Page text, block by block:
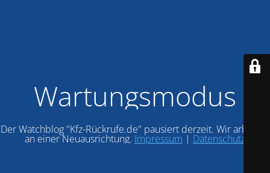
Wartungsmodus
Der Watchblog "Kfz-Rückrufe.de" pausiert derzeit. Wir arbeiten
an einer Neuausrichtung. Impressum | Datenschutz